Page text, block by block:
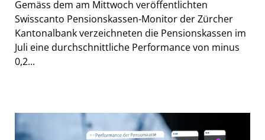
Gemäss dem am Mittwoch veröffentlichten
Swisscanto Pensionskassen-Monitor der Zürcher
Kantonalbank verzeichneten die Pensionskassen im
Juli eine durchschnittliche Performance von minus
0,2...